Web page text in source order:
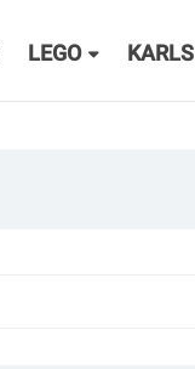
LEGO KARLS